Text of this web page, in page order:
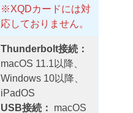
※XQDカードには対
応しておりません。
Thunderbolt接続：
macOS 11.1以降、
Windows 10以降、
iPadOS
USB接続： macOS